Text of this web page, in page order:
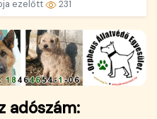
ezelőtt 231
adószám: